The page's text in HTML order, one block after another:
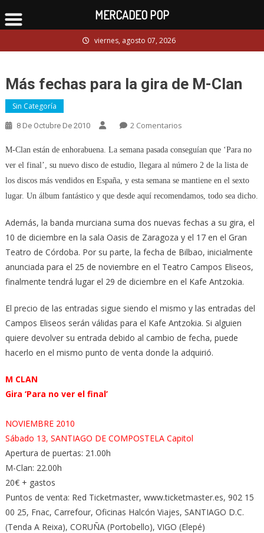
to
viernes, agosto 07, 2026
Más fechas para la gira de M-Clan
Sin Categoría
8 De Octubre De 2010 2 ComentariosEn
Fechas
Para
La
Gira
M-
Clan
M-Clan están de enhorabuena. La semana pasada conseguían que ‘Para no
ver el final’, su nuevo disco de estudio, llegara al número 2 de la lista de
los discos más vendidos en España, y esta semana se mantiene en el sexto
lugar. Un álbum fantástico y que desde aquí recomendamos, todo sea dicho.
Además, la banda murciana suma dos nuevas fechas a su gira, el
10 de diciembre en la sala Oasis de Zaragoza y el 17 en el Gran
Teatro de Córdoba. Por su parte, la fecha de Bilbao, inicialmente
anunciada para el 25 de noviembre en el Teatro Campos Eliseos,
finalmente tendrá lugar el 29 de diciembre en el Kafe Antzokia.
El precio de las entradas sigue siendo el mismo y las entradas del
Campos Eliseos serán válidas para el Kafe Antzokia. Si alguien
quiere devolver su entrada debido al cambio de fecha, puede
hacerlo en el mismo punto de venta donde la adquirió.
M CLAN
Gira ‘Para no ver el final’
NOVIEMBRE 2010
Sábado 13, SANTIAGO DE COMPOSTELA Capitol
Apertura de puertas: 21.00h
M-Clan: 22.00h
20€ + gastos
Puntos de venta: Red Ticketmaster, www.ticketmaster.es, 902 15
00 25, Fnac, Carrefour, Oficinas Halcón Viajes, SANTIAGO D.C.
(Tenda A Reixa), CORUÑA (Portobello), VIGO (Elepé)
MERCADEO POP